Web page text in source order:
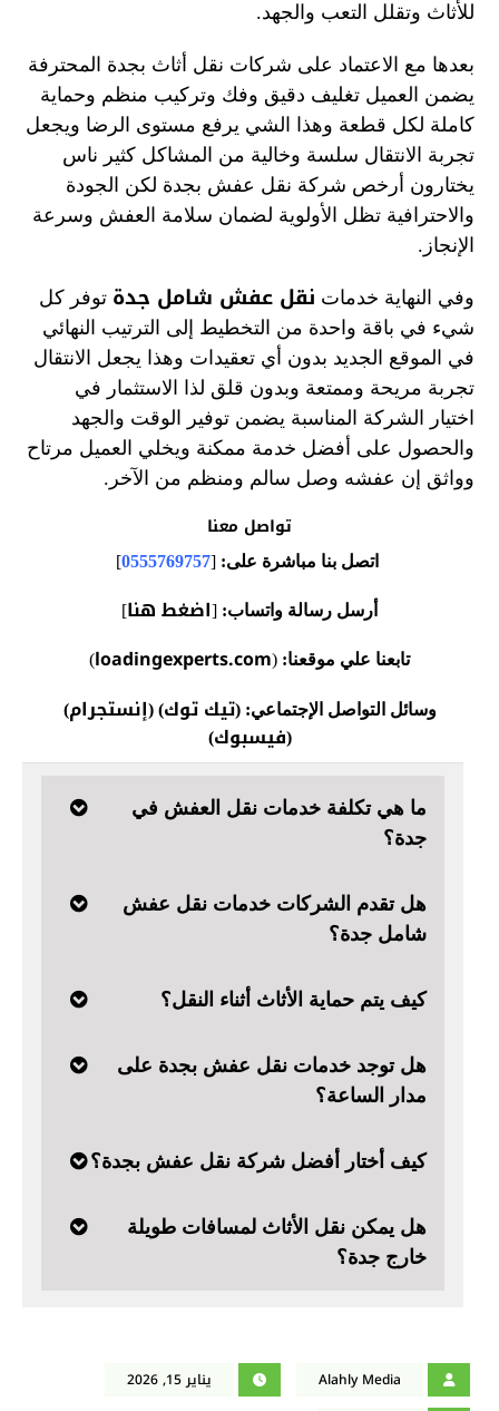
للأثاث وتقلل التعب والجهد.
بعدها مع الاعتماد على شركات نقل أثاث بجدة المحترفة
يضمن العميل تغليف دقيق وفك وتركيب منظم وحماية
كاملة لكل قطعة وهذا الشي يرفع مستوى الرضا ويجعل
تجربة الانتقال سلسة وخالية من المشاكل كثير ناس
يختارون أرخص شركة نقل عفش بجدة لكن الجودة
والاحترافية تظل الأولوية لضمان سلامة العفش وسرعة
الإنجاز.
وفي النهاية خدمات نقل عفش شامل جدة توفر كل
شيء في باقة واحدة من التخطيط إلى الترتيب النهائي
في الموقع الجديد بدون أي تعقيدات وهذا يجعل الانتقال
تجربة مريحة وممتعة وبدون قلق لذا الاستثمار في
اختيار الشركة المناسبة يضمن توفير الوقت والجهد
والحصول على أفضل خدمة ممكنة ويخلي العميل مرتاح
وواثق إن عفشه وصل سالم ومنظم من الآخر.
تواصل معنا
اتصل بنا مباشرة على: [
0555769757
]
أرسل رسالة واتساب: [اضغط هنا]
تابعنا علي موقعنا: (
loadingexperts.com
)
وسائل التواصل الإجتماعي: (تيك توك) (إنستجرام)
(فيسبوك)
ما هي تكلفة خدمات نقل العفش في
جدة؟
هل تقدم الشركات خدمات نقل عفش
شامل جدة؟
كيف يتم حماية الأثاث أثناء النقل؟
هل توجد خدمات نقل عفش بجدة على
مدار الساعة؟
كيف أختار أفضل شركة نقل عفش بجدة؟
هل يمكن نقل الأثاث لمسافات طويلة
خارج جدة؟
Alahly Media
يناير 15, 2026